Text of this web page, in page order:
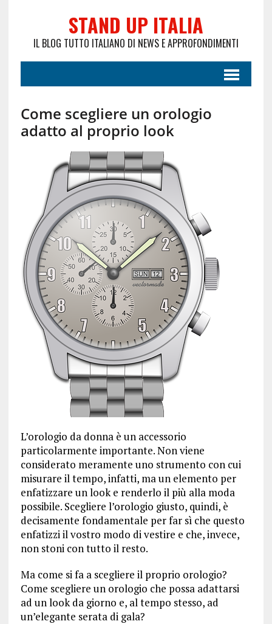
STAND UP ITALIA
IL BLOG TUTTO ITALIANO DI NEWS E APPROFONDIMENTI
Come scegliere un orologio
adatto al proprio look
L’orologio da donna è un accessorio
particolarmente importante. Non viene
considerato meramente uno strumento con cui
misurare il tempo, infatti, ma un elemento per
enfatizzare un look e renderlo il più alla moda
possibile. Scegliere l’orologio giusto, quindi, è
decisamente fondamentale per far sì che questo
enfatizzi il vostro modo di vestire e che, invece,
non stoni con tutto il resto.
Ma come si fa a scegliere il proprio orologio?
Come scegliere un orologio che possa adattarsi
ad un look da giorno e, al tempo stesso, ad
un’elegante serata di gala?